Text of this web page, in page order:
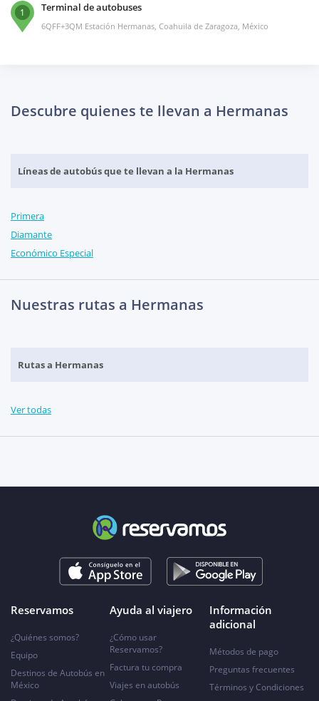
1 Terminal de autobuses
6QFF+3QM Estación Hermanas, Coahuila de Zaragoza, México
Descubre quienes te llevan a Hermanas
Líneas de autobús que te llevan a la Hermanas
Primera
Diamante
Económico Especial
Nuestras rutas a Hermanas
Rutas a Hermanas
Ver todas
Reservamos
¿Quiénes somos?
Equipo
Destinos de Autobús en
México
Ayuda al viajero
¿Cómo usar
Reservamos?
Factura tu compra
Viajes en autobús
Información
adicional
Métodos de pago
Preguntas frecuentes
Términos y Condiciones